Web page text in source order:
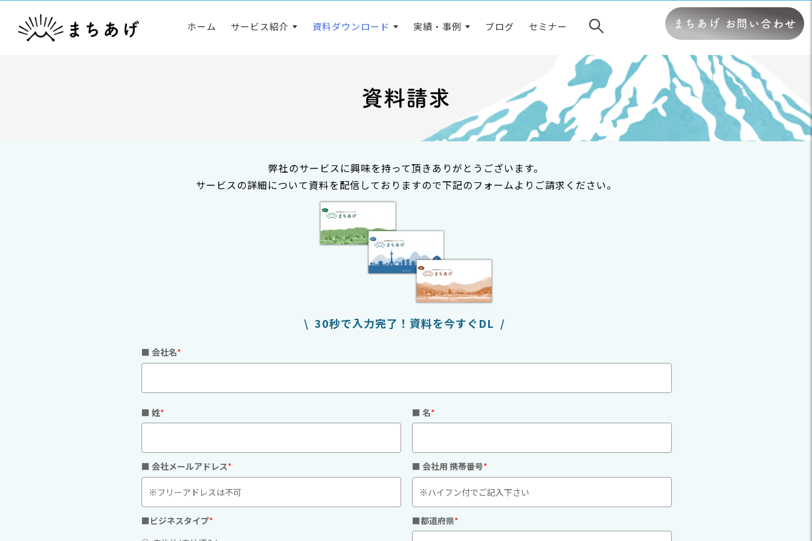
ホーム サービス紹介 資料ダウンロード 実績・事例 ブログ セミナー まちあげ お問い合わせ
資料請求
弊社のサービスに興味を持って頂きありがとうございます。
サービスの詳細について資料を配信しておりますので下記のフォームよりご請求ください。
\ 30秒で入力完了！資料を今すぐDL /
■ 会社名*
■ 姓* ■ 名*
■ 会社メールアドレス* ■ 会社用 携帯番号*
■ビジネスタイプ*
■都道府県*